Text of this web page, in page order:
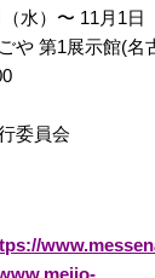
水）〜 11月1日
や 第1展示館(名
委員会